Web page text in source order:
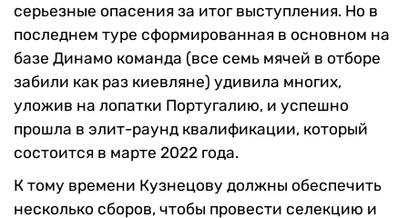
серьезные опасения за итог выступления. Но в
последнем туре сформированная в основном на
базе Динамо команда (все семь мячей в отборе
забили как раз киевляне) удивила многих,
уложив на лопатки Португалию, и успешно
прошла в элит-раунд квалификации, который
состоится в марте 2022 года.
К тому времени Кузнецову должны обеспечить
несколько сборов, чтобы провести селекцию и